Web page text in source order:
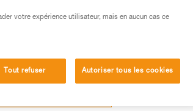
pouvoir
Validez avec
avant de la
d’autres que
votre expérience utilisateur, mais en aucun cas ce
Tout refuser Autoriser tous les cookies